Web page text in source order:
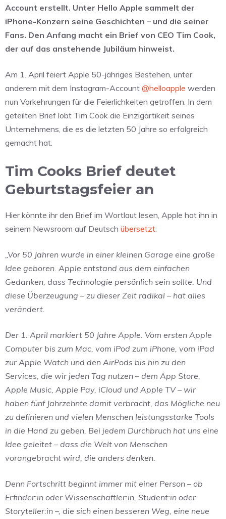
Account erstellt. Unter Hello Apple sammelt der
iPhone-Konzern seine Geschichten – und die seiner
Fans. Den Anfang macht ein Brief von CEO Tim Cook,
der auf das anstehende Jubiläum hinweist.
Am 1. April feiert Apple 50-jähriges Bestehen, unter
anderem mit dem Instagram-Account @helloapple werden
nun Vorkehrungen für die Feierlichkeiten getroffen. In dem
geteilten Brief lobt Tim Cook die Einzigartikeit seines
Unternehmens, die es die letzten 50 Jahre so erfolgreich
gemacht hat.
Tim Cooks Brief deutet
Geburtstagsfeier an
Hier könnte ihr den Brief im Wortlaut lesen, Apple hat ihn in
seinem Newsroom auf Deutsch übersetzt:
„Vor 50 Jahren wurde in einer kleinen Garage eine große
Idee geboren. Apple entstand aus dem einfachen
Gedanken, dass Technologie persönlich sein sollte. Und
diese Überzeugung – zu dieser Zeit radikal – hat alles
verändert.
Der 1. April markiert 50 Jahre Apple. Vom ersten Apple
Computer bis zum Mac, vom iPod zum iPhone, vom iPad
zur Apple Watch und den AirPods bis hin zu den
Services, die wir jeden Tag nutzen – dem App Store,
Apple Music, Apple Pay, iCloud und Apple TV – wir
haben fünf Jahrzehnte damit verbracht, das Mögliche neu
zu definieren und vielen Menschen leistungsstarke Tools
in die Hand zu geben. Bei jedem Durchbruch hat uns eine
Idee geleitet – dass die Welt von Menschen
vorangebracht wird, die anders denken.
Denn Fortschritt beginnt immer mit einer Person – ob
Erfinder:in oder Wissenschaftler:in, Student:in oder
Storyteller:in –, die sich einen besseren Weg, eine neue